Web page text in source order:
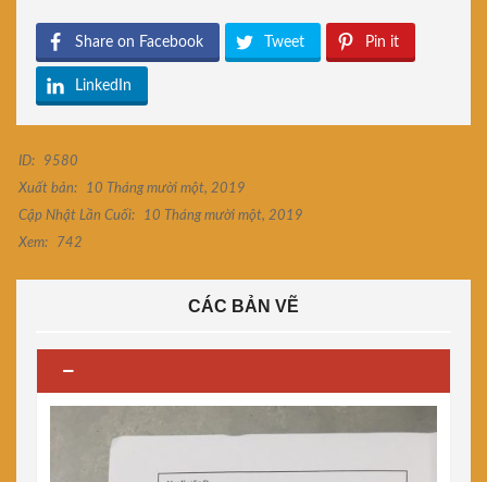
Share on Facebook Tweet Pin it
LinkedIn
ID:
9580
Xuất bản:
10 Tháng mười một, 2019
Cập Nhật Lần Cuối:
10 Tháng mười một, 2019
Xem:
742
CÁC BẢN VẼ